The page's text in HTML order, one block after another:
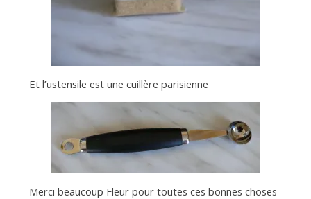
Et l’ustensile est une cuillère parisienne
Merci beaucoup Fleur pour toutes ces bonnes choses